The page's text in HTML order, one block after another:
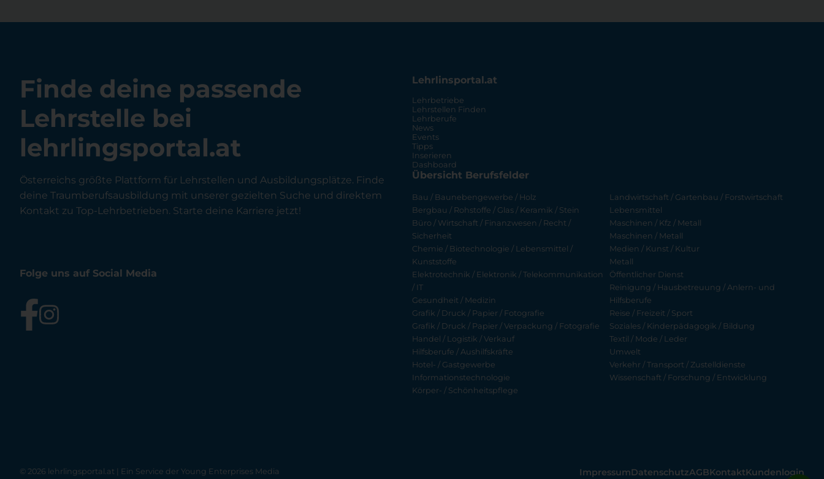
Finde deine passende
Lehrstelle bei
lehrlingsportal.at
Österreichs größte Plattform für Lehrstellen und Ausbildungsplätze. Finde
deine Traumberufsausbildung mit unserer gezielten Suche und direktem
Kontakt zu Top-Lehrbetrieben. Starte deine Karriere jetzt!
Folge uns auf Social Media
Lehrlinsportal.at
Lehrbetriebe
Lehrstellen Finden
Lehrberufe
News
Events
Tipps
Inserieren
Dashboard
Übersicht Berufsfelder
Bau / Baunebengewerbe / Holz
Bergbau / Rohstoffe / Glas / Keramik / Stein
Büro / Wirtschaft / Finanzwesen / Recht /
Sicherheit
Chemie / Biotechnologie / Lebensmittel /
Kunststoffe
Elektrotechnik / Elektronik / Telekommunikation
/ IT
Gesundheit / Medizin
Grafik / Druck / Papier / Fotografie
Grafik / Druck / Papier / Verpackung / Fotografie
Handel / Logistik / Verkauf
Hilfsberufe / Aushilfskräfte
Hotel- / Gastgewerbe
Informationstechnologie
Körper- / Schönheitspflege
Landwirtschaft / Gartenbau / Forstwirtschaft
Lebensmittel
Maschinen / Kfz / Metall
Maschinen / Metall
Medien / Kunst / Kultur
Metall
Öffentlicher Dienst
Reinigung / Hausbetreuung / Anlern- und
Hilfsberufe
Reise / Freizeit / Sport
Soziales / Kinderpädagogik / Bildung
Textil / Mode / Leder
Umwelt
Verkehr / Transport / Zustelldienste
Wissenschaft / Forschung / Entwicklung
© 2026 lehrlingsportal.at | Ein Service der Young Enterprises Media ImpressumDatenschutzAGBKontaktKundenlogin